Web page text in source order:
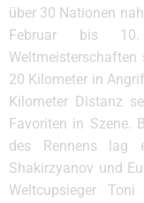
über 30 Nationen
Februar bis
20 Kilometer in
Kilometer Distanz
Favoriten in Szene.
des Rennens lag
Shakirzyanov und
Weltcupsieger